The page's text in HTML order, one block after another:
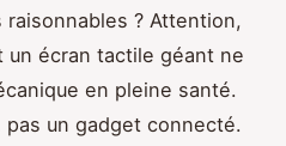
? Attention,
écran tactile géant ne
en pleine santé.
pas un gadget connecté.